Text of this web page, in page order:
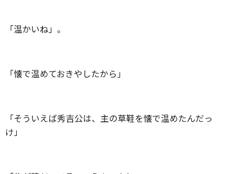
「温かいね」。
「懐で温めておきやしたから」
「そういえば秀吉公は、主の草鞋を懐で温めたんだっ
け」